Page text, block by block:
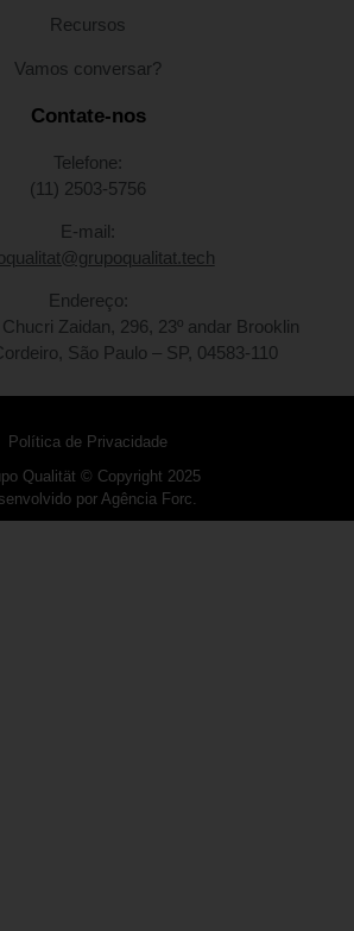
Recursos
Vamos conversar?
Contate-nos
Telefone:
(11) 2503-5756
E-mail:
Endereço:
Zaidan, 296, 23º andar Brooklin
São Paulo – SP, 04583-110
Qualität © Copyright 2025
por Agência Forc.
Política de Privacidade